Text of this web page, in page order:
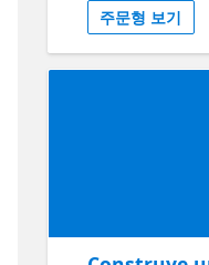
GitHub Copilot
GitHub Copilot
cloud
engineers and
understand
infrastructures
ultimately
clarity and
hosted
recente desse
faremos isso
Azure OpenAI
modelos e
Criando uma
OpenAI SDK e
copiloto
que aproveita
주문형 보기